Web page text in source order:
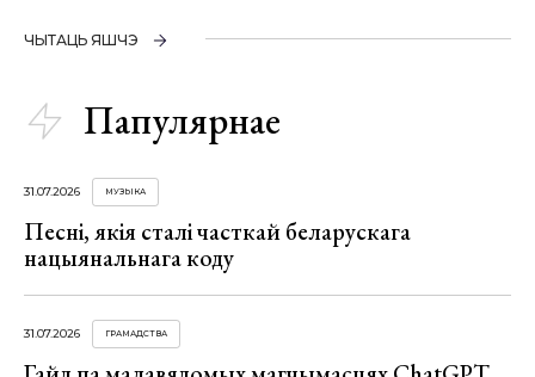
ЧЫТАЦЬ ЯШЧЭ
Папулярнае
31.07.2026 МУЗЫКА
Песні, якія сталі часткай беларускага
нацыянальнага коду
31.07.2026 ГРАМАДСТВА